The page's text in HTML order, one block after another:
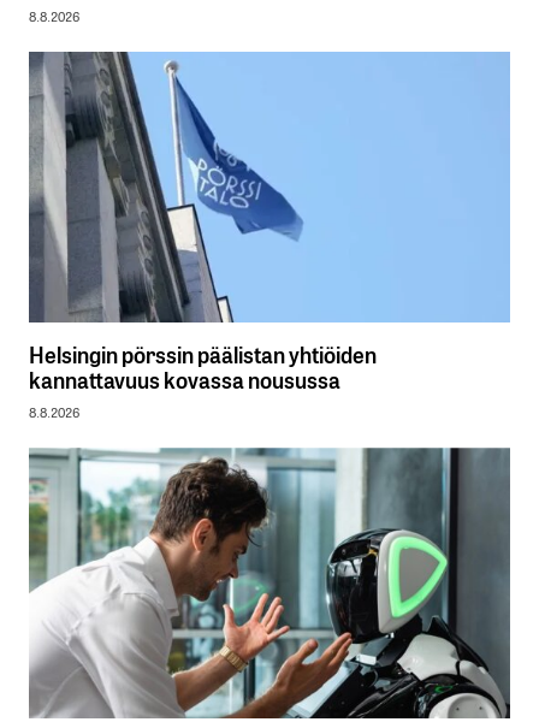
8.8.2026
Helsingin pörssin päälistan yhtiöiden
kannattavuus kovassa nousussa
8.8.2026